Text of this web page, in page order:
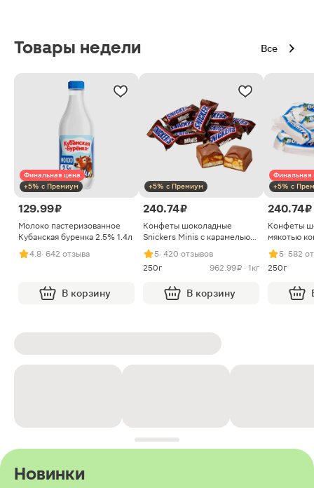
Товары недели Все
Финальная цена
+5% с Премиум
129.99 ₽
Молоко пастеризованное
Кубанская буренка 2.5% 1.4л
4.8· 642 отзыва
В корзину
+5% с Премиум
240.74 ₽
Конфеты шоколадные
Snickers Minis с карамелью
арахисом и нугой
5· 420 отзывов
250г
962.99 ₽ · 1кг
В корзину
Финальная
+5% с
240.74 ₽
Конфеты
мякотью
5· 582
250г
Новинки